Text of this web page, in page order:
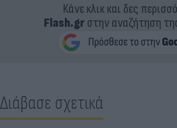
Κάνε κλικ και δες
Flash.grστην αναζήτηση
Διάβασε σχετικά